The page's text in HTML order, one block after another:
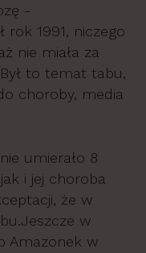
-
rok 1991, niczego
nie miała za
to temat tabu,
choroby, media
umierało 8
i jej choroba
że w
w
Amazonek w